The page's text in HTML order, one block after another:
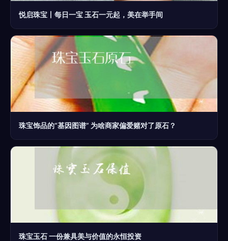
悦启珠宝丨每日一宝 玉石一元起，美在举手间
珠宝饰品的“基因图谱” 为啥商家偏爱赌对了原石？
珠宝玉石 一份兼具美与价值的永恒投资